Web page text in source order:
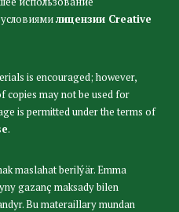
лицензии Creative
is encouraged; however,
copies may not be used for
is permitted under the terms of
.
maslahat berilýär. Emma
gazanç maksady bilen
Bu materaillary mundan